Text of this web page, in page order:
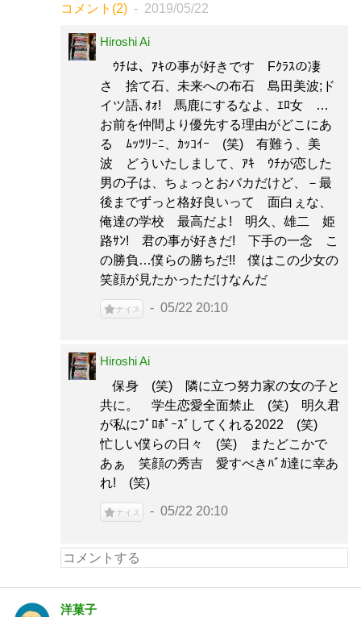
コメント(2) 2019/05/22
Hiroshi Ai
ｳﾁは、ｱｷの事が好きです Fｸﾗｽの凄
さ 捨て石、未来への布石 島田美波;ド
イツ語､ｵｫ! 馬鹿にするなよ、ｴﾛ女 …
お前を仲間より優先する理由がどこにあ
る ﾑｯﾂﾘｰﾆ、ｶｯｺｲｰ (笑) 有難う、美
波 どういたしまして、ｱｷ ｳﾁが恋した
男の子は、ちょっとおバカだけど、－最
後までずっと格好良いって 面白ぇな、
俺達の学校 最高だよ! 明久、雄二 姫
路ｻﾝ! 君の事が好きだ! 下手の一念 こ
の勝負…僕らの勝ちだ!! 僕はこの少女の
笑顔が見たかっただけなんだ
ナイス 05/22 20:10
Hiroshi Ai
保身 (笑) 隣に立つ努力家の女の子と
共に。 学生恋愛全面禁止 (笑) 明久君
が私にﾌﾟﾛﾎﾟｰｽﾞしてくれる2022 (笑)
忙しい僕らの日々 (笑) またどこかで
あぁ 笑顔の秀吉 愛すべきﾊﾞｶ達に幸あ
れ! (笑)
ナイス 05/22 20:10
洋菓子